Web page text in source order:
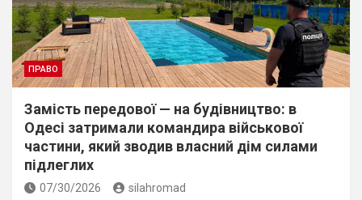
ПРАВО
Замість передової — на будівництво: в
Одесі затримали командира військової
частини, який зводив власний дім силами
підлеглих
07/30/2026 silahromad